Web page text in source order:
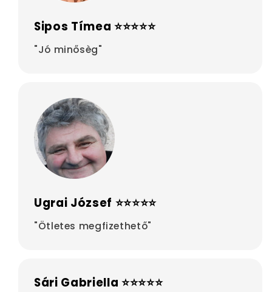
Sipos Tímea ⭐⭐⭐⭐⭐
"Jó minősèg"
Ugrai József ⭐⭐⭐⭐⭐
"Ötletes megfizethető"
Sári Gabriella ⭐⭐⭐⭐⭐